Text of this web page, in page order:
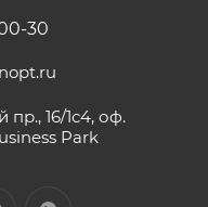
30
16/1с4, оф.
Park